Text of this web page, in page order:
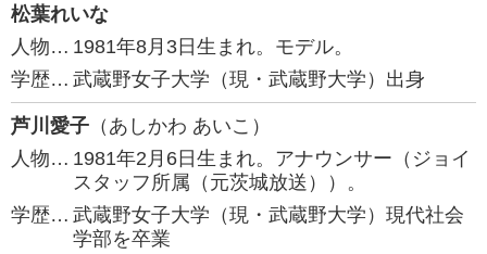
松葉れいな
人物… 1981年8月3日生まれ。モデル。
学歴… 武蔵野女子大学（現・武蔵野大学）出身
芦川愛子 （あしかわ あいこ）
人物… 1981年2月6日生まれ。アナウンサー（ジョイ
スタッフ所属（元茨城放送））。
学歴… 武蔵野女子大学（現・武蔵野大学）現代社会
学部を卒業